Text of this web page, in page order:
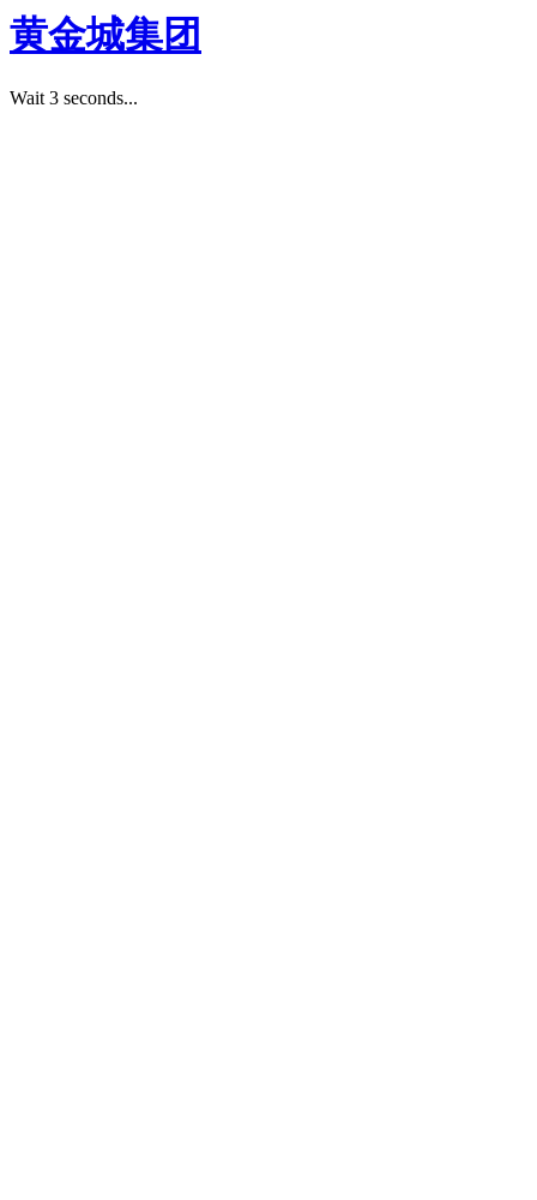
黄金城集团
Wait 3 seconds...